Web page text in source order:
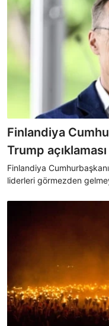
Finlandiya
Trump açıklaması
Finlandiya
liderleri görmezden
dedi.